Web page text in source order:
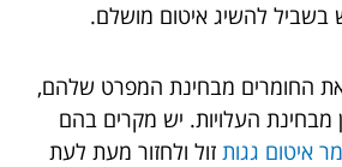
להשיג איטום מושלם.
את החומרים מבחינת המפרט שלהם,
מבחינת העלויות. יש מקרים בהם
איטום גגות זול ולחזור מעת לעת